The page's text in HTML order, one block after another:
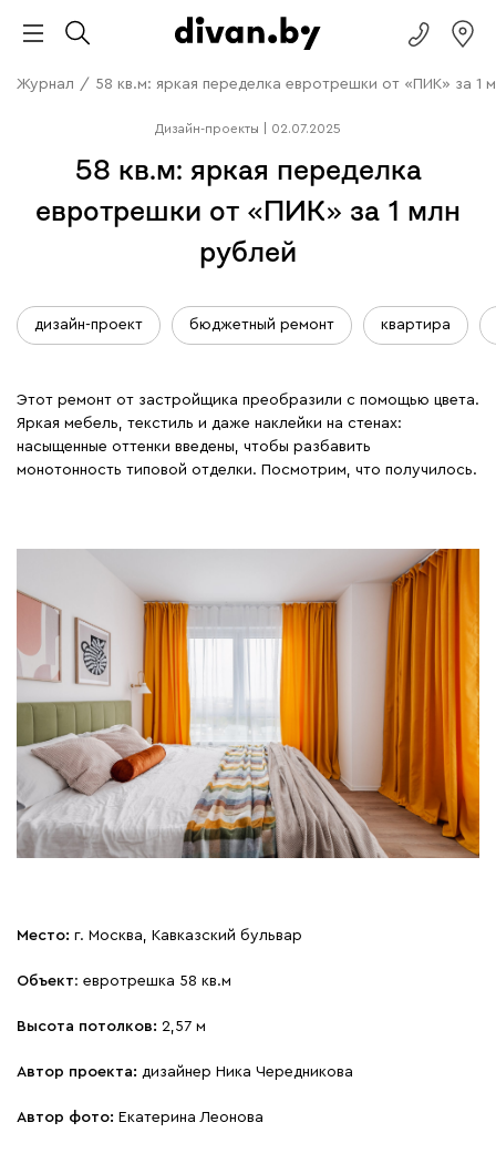
Журнал / 58 кв.м: яркая переделка евротрешки от «ПИК» за 1
Дизайн-проекты 02.07.2025
58 кв.м: яркая переделка
евротрешки от «ПИК» за 1 млн
рублей
дизайн-проект бюджетный ремонт квартира
Этот ремонт от застройщика преобразили с помощью цвета.
Яркая мебель, текстиль и даже наклейки на стенах:
насыщенные оттенки введены, чтобы разбавить
монотонность типовой отделки. Посмотрим, что получилось.
Место: г. Москва, Кавказский бульвар
Объект: евротрешка 58 кв.м
Высота потолков: 2,57 м
Автор проекта: дизайнер Ника Чередникова
Автор фото: Екатерина Леонова